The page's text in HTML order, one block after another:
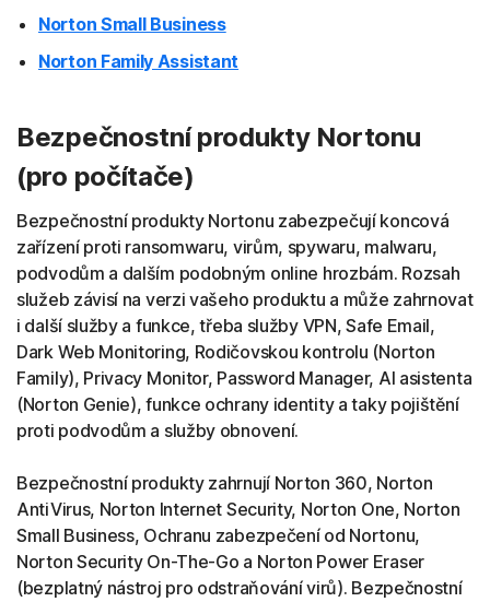
Norton Small Business
Norton Family Assistant
Bezpečnostní produkty Nortonu
(pro počítače)
Bezpečnostní produkty Nortonu zabezpečují koncová
zařízení proti ransomwaru, virům, spywaru, malwaru,
podvodům a dalším podobným online hrozbám. Rozsah
služeb závisí na verzi vašeho produktu a může zahrnovat
i další služby a funkce, třeba služby VPN, Safe Email,
Dark Web Monitoring, Rodičovskou kontrolu (Norton
Family), Privacy Monitor, Password Manager, AI asistenta
(Norton Genie), funkce ochrany identity a taky pojištění
proti podvodům a služby obnovení.
Bezpečnostní produkty zahrnují Norton 360, Norton
AntiVirus, Norton Internet Security, Norton One, Norton
Small Business, Ochranu zabezpečení od Nortonu,
Norton Security On-The-Go a Norton Power Eraser
(bezplatný nástroj pro odstraňování virů). Bezpečnostní